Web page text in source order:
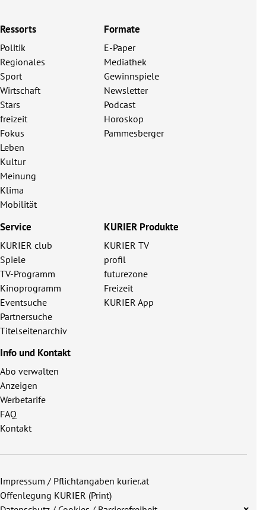
Ressorts
Politik
Regionales
Sport
Wirtschaft
Stars
freizeit
Fokus
Leben
Kultur
Meinung
Klima
Mobilität
Formate
E-Paper
Mediathek
Gewinnspiele
Newsletter
Podcast
Horoskop
Pammesberger
Service
KURIER club
Spiele
TV-Programm
Kinoprogramm
Eventsuche
Partnersuche
Titelseitenarchiv
KURIER Produkte
KURIER TV
profil
futurezone
Freizeit
KURIER App
Info und Kontakt
Abo verwalten
Anzeigen
Werbetarife
FAQ
Kontakt
Impressum / Pflichtangaben kurier.at
Offenlegung KURIER (Print)